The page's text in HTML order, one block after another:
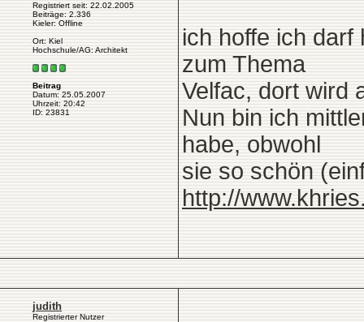
Registriert seit: 22.02.2005
Beiträge: 2.336
Kieler: Offline
Ort: Kiel
Hochschule/AG: Architekt
Beitrag
Datum: 25.05.2007
Uhrzeit: 20:42
ID: 23831
ich hoffe ich darf
zum Thema
Velfac, dort wird
Nun bin ich
habe, obwohl
sie so schön
http://
judith
Registrierter Nutzer